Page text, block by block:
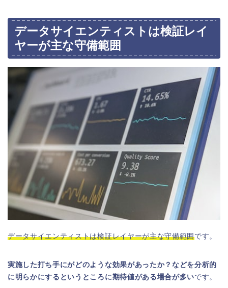
データサイエンティストは検証レイ
ヤーが主な守備範囲
データサイエンティストは検証レイヤーが主な守備範囲です。
実施した打ち手にがどのような効果があったか？などを分析的
に明らかにするというところに期待値がある場合が多いです。